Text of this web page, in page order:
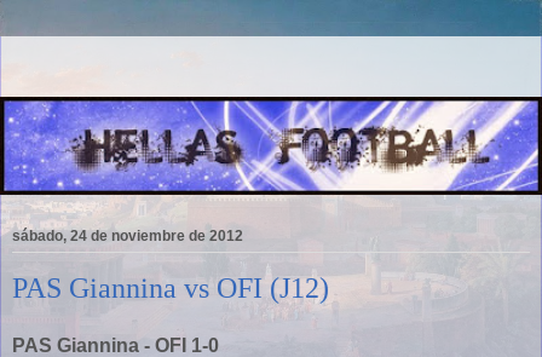
sábado, 24 de noviembre de 2012
PAS Giannina vs OFI (J12)
PAS Giannina - OFI 1-0